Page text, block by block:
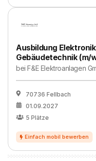
Ausbildung
Gebäudetechnik (m/
beiF&E Elektroanlagen
70736 Fellbach
01.09.2027
5 Plätze